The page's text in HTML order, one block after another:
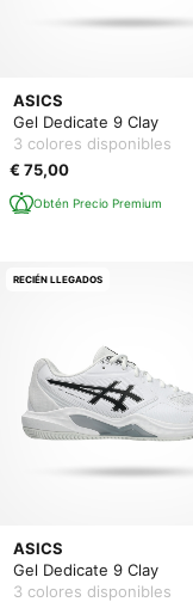
ASICS
Gel Dedicate 9 Clay
3 colores disponibles
€ 75,00
Obtén Precio Premium
ASICS
Gel Dedicate 9 Clay
3 colores disponibles
RECIÉN LLEGADOS